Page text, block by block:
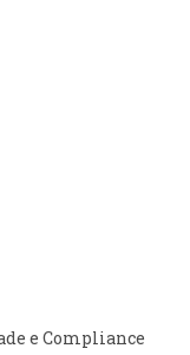
e Compliance